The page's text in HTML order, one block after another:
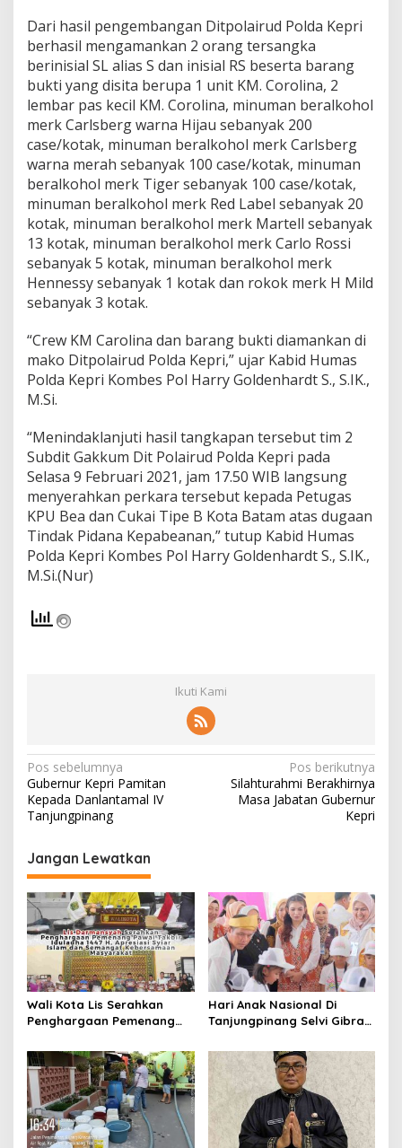
n
D
a
p
u
r
2
B
a
t
a
m
Dari hasil pengembangan Ditpolairud Polda Kepri
berhasil mengamankan 2 orang tersangka
berinisial SL alias S dan inisial RS beserta barang
bukti yang disita berupa 1 unit KM. Corolina, 2
lembar pas kecil KM. Corolina, minuman beralkohol
merk Carlsberg warna Hijau sebanyak 200
case/kotak, minuman beralkohol merk Carlsberg
warna merah sebanyak 100 case/kotak, minuman
beralkohol merk Tiger sebanyak 100 case/kotak,
minuman beralkohol merk Red Label sebanyak 20
kotak, minuman beralkohol merk Martell sebanyak
13 kotak, minuman beralkohol merk Carlo Rossi
sebanyak 5 kotak, minuman beralkohol merk
Hennessy sebanyak 1 kotak dan rokok merk H Mild
sebanyak 3 kotak.
“Crew KM Carolina dan barang bukti diamankan di
mako Ditpolairud Polda Kepri,” ujar Kabid Humas
Polda Kepri Kombes Pol Harry Goldenhardt S., S.IK.,
M.Si.
“Menindaklanjuti hasil tangkapan tersebut tim 2
Subdit Gakkum Dit Polairud Polda Kepri pada
Selasa 9 Februari 2021, jam 17.50 WIB langsung
menyerahkan perkara tersebut kepada Petugas
KPU Bea dan Cukai Tipe B Kota Batam atas dugaan
Tindak Pidana Kepabeanan,” tutup Kabid Humas
Polda Kepri Kombes Pol Harry Goldenhardt S., S.IK.,
M.Si.(Nur)
Ikuti Kami
N
a
v
i
g
a
s
i
p
o
s
Pos sebelumnya
Gubernur Kepri Pamitan
Kepada Danlantamal IV
Tanjungpinang
Pos berikutnya
Silahturahmi Berakhirnya
Masa Jabatan Gubernur
Kepri
Jangan Lewatkan
Wali Kota Lis Serahkan
Penghargaan Pemenang
H, Ajak Masyarakat Terus
Hidupkan Syiar Islam
Hari Anak Nasional Di
Tanjungpinang Selvi Gibran
Nasional RANA